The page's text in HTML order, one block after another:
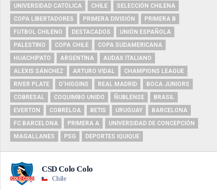
UNIVERSIDAD CATÓLICA
CHILE
SELECCIÓN CHILENA
COPA LIBERTADORES
PRIMERA DIVISIÓN
PRIMERA B
FUTBOL CHILENO
DESTACADOS
UNIÓN ESPAÑOLA
PALESTINO
COPA CHILE
COPA SUDAMERICANA
HUACHIPATO
ARGENTINA
AUDAX ITALIANO
ALEXIS SÁNCHEZ
ARTURO VIDAL
CHAMPIONS LEAGUE
RIVER PLATE
O'HIGGINS REAL MADRID
BOCA JUNIORS
COBRESAL
COQUIMBO UNIDO ÑUBLENSE
BRASIL
EVERTON
COBRELOA BETIS URUGUAY
BARCELONA
FC BARCELONA
PRIMERA A
UNIVERSIDAD DE CONCEPCIÓN
MAGALLANES
PSG DEPORTES IQUIQUE